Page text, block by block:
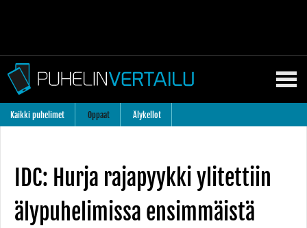
Kaikki puhelimet Oppaat Älykellot
IDC: Hurja rajapyykki ylitettiin
älypuhelimissa ensimmäistä